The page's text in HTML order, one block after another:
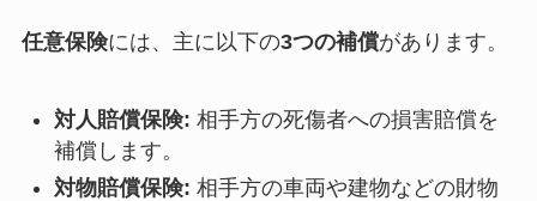
任意保険には、主に以下の3つの補償があります。
対人賠償保険: 相手方の死傷者への損害賠償を
補償します。
対物賠償保険: 相手方の車両や建物などの財物